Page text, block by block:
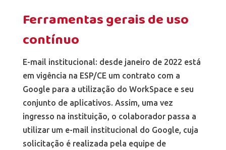
Ferramentas gerais de uso
contínuo
E-mail institucional: desde janeiro de 2022 está
em vigência na ESP/CE um contrato com a
Google para a utilização do WorkSpace e seu
conjunto de aplicativos. Assim, uma vez
ingresso na instituição, o colaborador passa a
utilizar um e-mail institucional do Google, cuja
solicitação é realizada pela equipe de